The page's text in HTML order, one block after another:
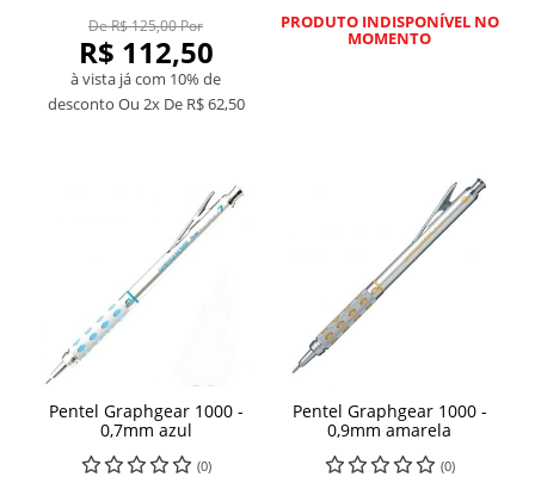
De R$ 125,00 Por
R$ 112,50
à vista já com 10% de
desconto Ou 2x De R$ 62,50
PRODUTO INDISPONÍVEL NO
MOMENTO
Pentel Graphgear 1000 -
0,7mm azul
(0)
Pentel Graphgear 1000 -
0,9mm amarela
(0)